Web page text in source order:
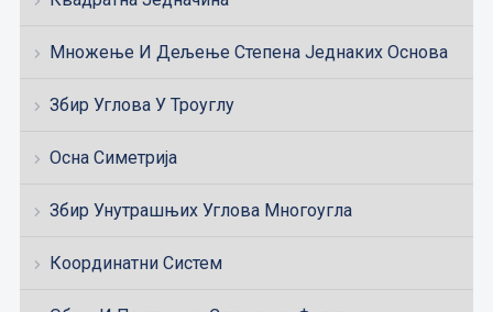
Множење И Дељење Степена Једнаких Основа
Збир Углова У Троуглу
Осна Симетрија
Збир Унутрашњих Углова Многоугла
Координатни Систем